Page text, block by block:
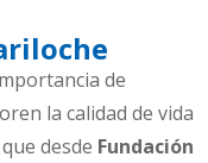
de
la calidad de vida
desde Fundación